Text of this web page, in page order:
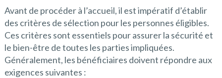
Avant de procéder à l’accueil, il est impératif d’établir
des critères de sélection pour les personnes éligibles.
Ces critères sont essentiels pour assurer la sécurité et
le bien-être de toutes les parties impliquées.
Généralement, les bénéficiaires doivent répondre aux
exigences suivantes :